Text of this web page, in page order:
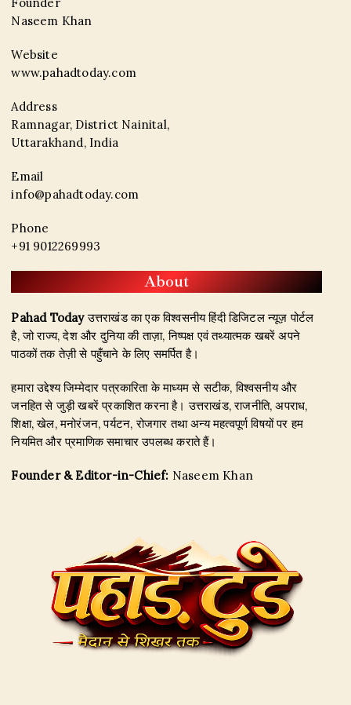
Naseem Khan
Website
www.pahadtoday.com
Address
Ramnagar, District Nainital,
Uttarakhand, India
Email
info@pahadtoday.com
Phone
+91 9012269993
About
Pahad Todayउत्तराखंड का एक विश्वसनीय हिंदी डिजिटल न्यूज़ पोर्टल
है, जो राज्य, देश और दुनिया की ताज़ा, निष्पक्ष एवं तथ्यात्मक खबरें अपने
पाठकों तक तेज़ी से पहुँचाने के लिए समर्पित है।
हमारा उद्देश्य जिम्मेदार पत्रकारिता के माध्यम से सटीक, विश्वसनीय और
जनहित से जुड़ी खबरें प्रकाशित करना है। उत्तराखंड, राजनीति, अपराध,
शिक्षा, खेल, मनोरंजन, पर्यटन, रोजगार तथा अन्य महत्वपूर्ण विषयों पर हम
नियमित और प्रमाणिक समाचार उपलब्ध कराते हैं।
Founder & Editor-in-Chief: Naseem Khan